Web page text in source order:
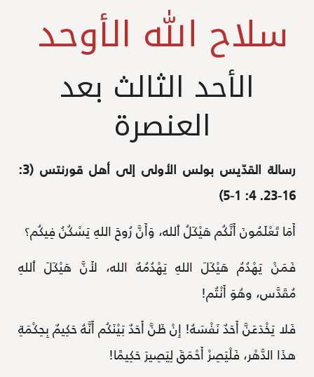
سلاح الله الأوحد
الأحد الثالث بعد
العنصرة
رسالة القدّيس بولس الأولى إلى أهل قورنتس (3:
16-23. 4: 1-5)
أَمَا تَعْلَمُونَ أَنَّكُم هَيْكَلُ ٱلله، وَأَنَّ رُوحَ اللهِ يَسْكُنُ فِيكُم؟
فَمَنْ يَهْدُمُ هَيْكَلَ اللهِ يَهْدُمُهُ الله، لأَنَّ هَيْكَلَ ٱللهِ
مُقَدَّس، وهُوَ أَنْتُم!
فَلا يَخْدَعَنَّ أَحَدٌ نَفْسَهُ! إِنْ ظَنَّ أَحَدٌ بَيْنَكُم أَنَّهُ حَكِيمٌ بِحِكْمَةِ
هذَا الدَّهْر، فَلْيَصِرْ أَحْمَقَ لِيَصِيرَ حَكِيمًا!